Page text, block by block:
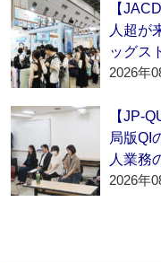
【
人超が
ッグス
2026年
【JP-
局版QI
人業務
2026年